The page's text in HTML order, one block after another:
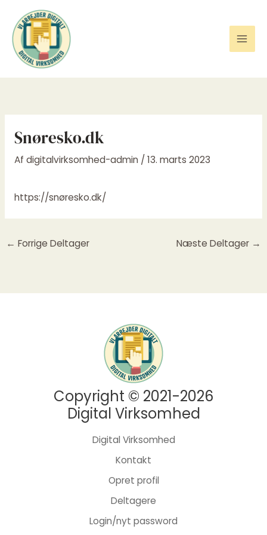
indholdet
Snøresko.dk
Af digitalvirksomhed-admin / 13. marts 2023
https://snøresko.dk/
← Forrige Deltager Næste Deltager →
Copyright © 2021-2026
Digital Virksomhed
Digital Virksomhed
Kontakt
Opret profil
Deltagere
Login/nyt password